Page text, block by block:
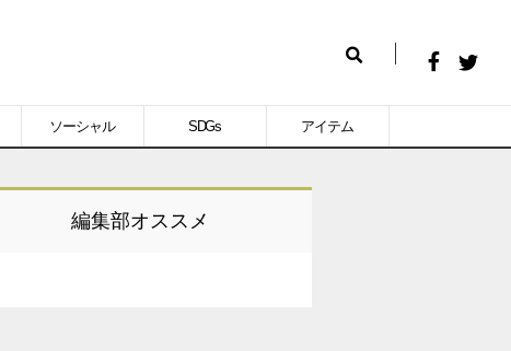
ソーシャル SDGs アイテム
索
Facebook
編集部オススメ